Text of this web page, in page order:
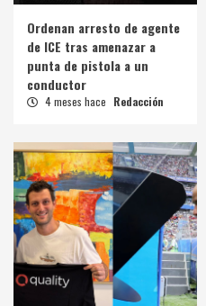
Ordenan arresto de agente
de ICE tras amenazar a
punta de pistola a un
conductor
4 meses hace Redacción